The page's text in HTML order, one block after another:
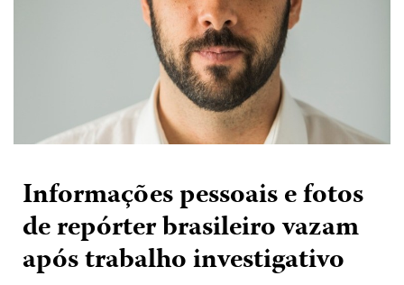
Informações pessoais e fotos
de repórter brasileiro vazam
após trabalho investigativo